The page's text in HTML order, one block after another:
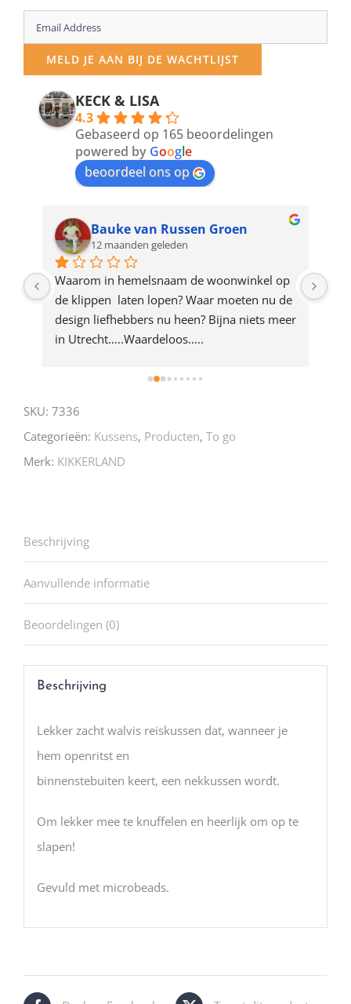
Enter
your
email
address
product
MELD JE AAN BIJ DE WACHTLIJST
KECK & LISA
4.3
Gebaseerd op 165 beoordelingen
powered by Google
beoordeel ons op
Bauke van Russen Groen
12 maanden geleden
Waarom in hemelsnaam de woonwinkel op
de klippen  laten lopen? Waar moeten nu de
design liefhebbers nu heen? Bijna niets meer
in Utrecht…..Waardeloos…..
SKU: 7336
Categorieën: Kussens, Producten, To go
Merk: KIKKERLAND
Beschrijving
Aanvullende informatie
Beoordelingen (0)
Beschrijving
Lekker zacht walvis reiskussen dat, wanneer je
hem openritst en
binnenstebuiten keert, een nekkussen wordt.
Om lekker mee te knuffelen en heerlijk om op te
slapen!
Gevuld met microbeads.